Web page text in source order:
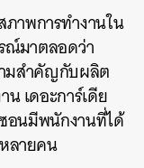
าพการทำงานใน
ณ์มาตลอดว่า
มสำคัญกับผลิต
เดอะการ์เดีย
อนมีพนักงานที่ได้
ลายคน